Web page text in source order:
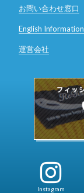
お問い合わせ窓口
English Information
運営会社
Instagram